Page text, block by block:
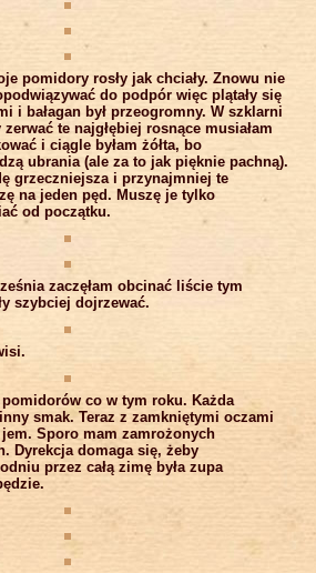
pomidory rosły jak chciały. Znowu nie
do podpór więc plątały się
i bałagan był przeogromny. W szklarni
te najgłębiej rosnące musiałam
i ciągle byłam żółta, bo
ubrania (ale za to jak pięknie pachną).
grzeczniejsza i przynajmniej te
na jeden pęd. Muszę je tylko
od początku.
zaczęłam obcinać liście tym
szybciej dojrzewać.
co w tym roku. Każda
smak. Teraz z zamkniętymi oczami
Sporo mam zamrożonych
Dyrekcja domaga się, żeby
przez całą zimę była zupa